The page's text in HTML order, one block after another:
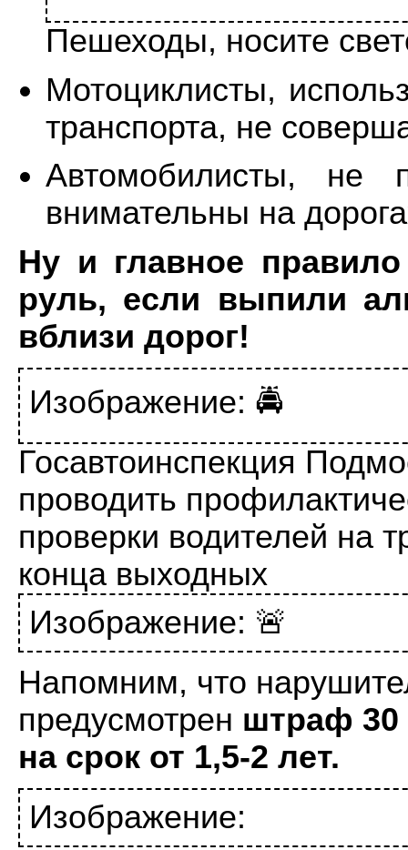
Пешеходы, носите
Мотоциклисты,
транспорта, не
Автомобилисты, не
внимательны на
Ну и главное
руль, если выпили
вблизи дорог!
Изображение: 🚔
Госавтоинспекция
проводить
проверки водителей на
конца выходных
Изображение: 🚨
Напомним, что
предусмотрен штраф 30
на срок от 1,5-2 лет.
Изображение: